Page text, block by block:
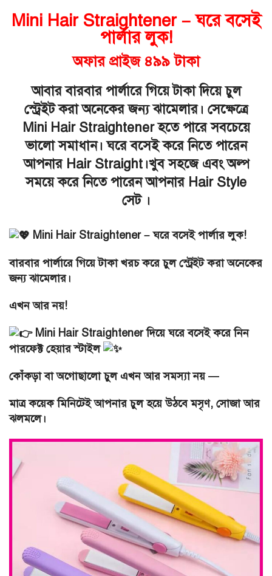
Mini Hair Straightener – ঘরে বসেই
পার্লার লুক!
অফার প্রাইজ ৪৯৯ টাকা
আবার বারবার পার্লারে গিয়ে টাকা দিয়ে চুল
স্ট্রেইট করা অনেকের জন্য ঝামেলার। সেক্ষেত্রে
Mini Hair Straightener হতে পারে সবচেয়ে
ভালো সমাধান। ঘরে বসেই করে নিতে পারেন
আপনার Hair Straight।খুব সহজে এবং অল্প
সময়ে করে নিতে পারেন আপনার Hair Style
সেট ।
Mini Hair Straightener – ঘরে বসেই পার্লার লুক!
বারবার পার্লারে গিয়ে টাকা খরচ করে চুল স্ট্রেইট করা অনেকের
জন্য ঝামেলার।
এখন আর নয়!
Mini Hair Straightener দিয়ে ঘরে বসেই করে নিন
পারফেক্ট হেয়ার স্টাইল
কোঁকড়া বা অগোছালো চুল এখন আর সমস্যা নয় —
মাত্র কয়েক মিনিটেই আপনার চুল হয়ে উঠবে মসৃণ, সোজা আর
ঝলমলে।